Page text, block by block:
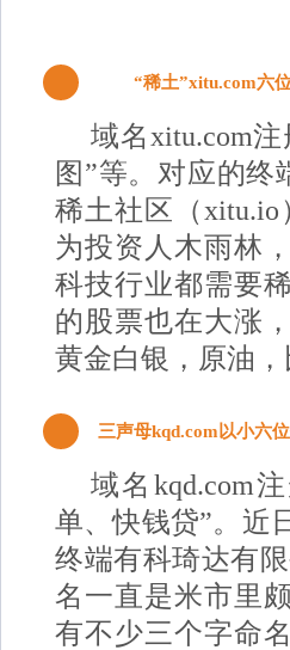
“稀土”xitu.com六
域名xitu.com
图”等。对应的终
稀土社区（xitu.io
为投资人木雨林
科技行业都需要
的股票也在大涨
黄金白银，原油
三声母kqd.com以小六
域名kqd.com
单、快钱贷”。近
终端有科琦达有
名一直是米市里
有不少三个字命